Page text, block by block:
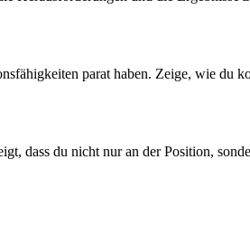
parat haben. Zeige, wie du
dass du nicht nur an der Position,